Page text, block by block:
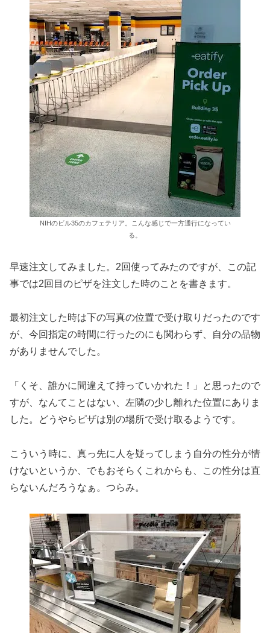
NIHのビル35のカフェテリア。こんな感じで一方通行になってい
る。
早速注文してみました。2回使ってみたのですが、この記
事では2回目のピザを注文した時のことを書きます。
最初注文した時は下の写真の位置で受け取りだったのです
が、今回指定の時間に行ったのにも関わらず、自分の品物
がありませんでした。
「くそ、誰かに間違えて持っていかれた！」と思ったので
すが、なんてことはない、左隣の少し離れた位置にありま
した。どうやらピザは別の場所で受け取るようです。
こういう時に、真っ先に人を疑ってしまう自分の性分が情
けないというか、でもおそらくこれからも、この性分は直
らないんだろうなぁ。つらみ。